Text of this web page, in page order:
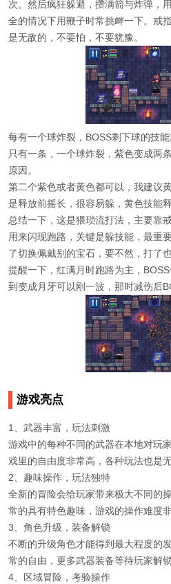
次。然后疯狂躲避，攒满箭与炸弹，
全的情况下用鞭子时常挑衅一下。戒
是无敌的，不要怕，不要犹豫。
每有一个球炸裂，BOSS剩下球的技
只有一条，一个球炸裂，紫色变成两
原因。
第二个紫色或者黄色都可以，我建议
是释放前摇长，很容易躲，黄色技能
总结一下，这是猥琐流打法，主要靠
用来闪现跑路，关键是躲技能，最重
了切换佩戴别的宝石，要不然，打了也
提醒一下，红满月时跑路为主，
到变成月牙可以刚一波，那时减伤后
游戏亮点
1、武器丰富，玩法刺激
游戏中的每种不同的武器在本地对玩
戏里的自由度非常高，各种玩法也是无
2、趣味操作，玩法独特
全新的冒险会给玩家带来极大不同的
常的具有特色趣味，游戏的操作难度非
3、角色升级，装备解锁
不断的升级角色才能得到最大程度的
常的自由，更多武器装备等待玩家解锁
4、区域冒险，考验操作